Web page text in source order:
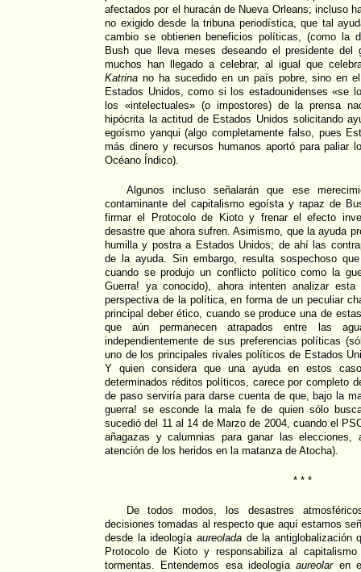
afectados por el huracán de Nueva Orleans; incluso
no exigido desde la tribuna periodística, que tal
cambio se obtienen beneficios políticas, (como la
Bush que lleva meses deseando el presidente del
muchos han llegado a celebrar, al igual que
Katrina no ha sucedido en un país pobre, sino en
Estados Unidos, como si los estadounidenses «se
los «intelectuales» (o impostores) de la prensa
hipócrita la actitud de Estados Unidos solicitando
egoísmo yanqui (algo completamente falso, pues
más dinero y recursos humanos aportó para paliar
Océano Índico).
Algunos incluso señalarán que ese
contaminante del capitalismo egoísta y rapaz de
firmar el Protocolo de Kioto y frenar el efecto
desastre que ahora sufren. Asimismo, que la ayuda
humilla y postra a Estados Unidos; de ahí las
de la ayuda. Sin embargo, resulta sospechoso
cuando se produjo un conflicto político como la
Guerra! ya conocido), ahora intenten analizar
perspectiva de la política, en forma de un peculiar
principal deber ético, cuando se produce una de
que aún permanecen atrapados entre las
independientemente de sus preferencias políticas
uno de los principales rivales políticos de Estados
Y quien considera que una ayuda en estos
determinados réditos políticos, carece por completo
de paso serviría para darse cuenta de que, bajo la
guerra! se esconde la mala fe de quien sólo
sucedió del 11 al 14 de Marzo de 2004, cuando el
añagazas y calumnias para ganar las elecciones,
atención de los heridos en la matanza de Atocha).
* * *
De todos modos, los desastres
decisiones tomadas al respecto que aquí estamos
desde la ideología aureoladade la antiglobalización
Protocolo de Kioto y responsabiliza al
tormentas. Entendemos esa ideologíaaureolaren el